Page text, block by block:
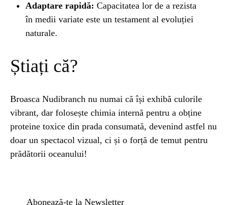
Adaptare rapidă: Capacitatea lor de a rezista
în medii variate este un testament al evoluției
naturale.
Știați că?
Broasca Nudibranch nu numai că își exhibă culorile
vibrant, dar folosește chimia internă pentru a obține
proteine toxice din prada consumată, devenind astfel nu
doar un spectacol vizual, ci și o forță de temut pentru
prădătorii oceanului!
Abonează-te la Newsletter